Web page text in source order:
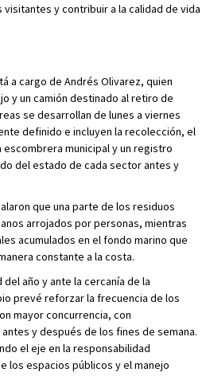
y contribuir a la calidad de vida
a cargo de Andrés Olivarez, quien
y un camión destinado al retiro de
se desarrollan de lunes a viernes
definido e incluyen la recolección, el
municipal y un registro
del estado de cada sector antes y
que una parte de los residuos
arrojados por personas, mientras
acumulados en el fondo marino que
constante a la costa.
año y ante la cercanía de la
prevé reforzar la frecuencia de los
mayor concurrencia, con
y después de los fines de semana.
el eje en la responsabilidad
los espacios públicos y el manejo